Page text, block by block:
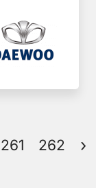
261 262